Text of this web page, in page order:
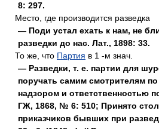
8: 297.
Место, где производится разведка
— Поди устал ехать к нам, не
разведки до нас. Лат., 1898: 33.
То же, что Партия в 1 -м знач.
— Разведки, т. е. партии для
поручать самим смотрителям
надзором и ответственностью
ГЖ, 1868, № 6: 510; Принято
приказчиков бывших при